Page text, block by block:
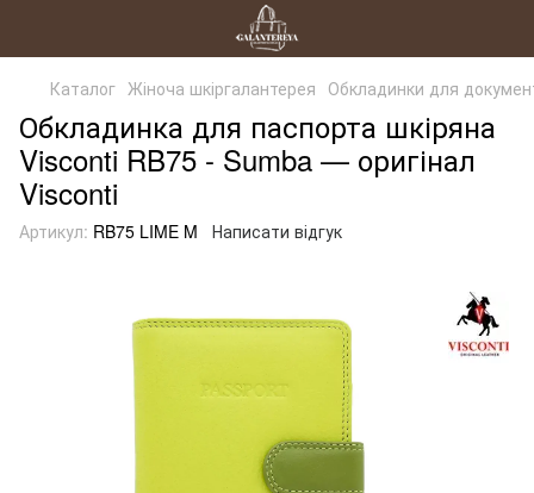
Каталог Жіноча шкіргалантерея Обкладинки для
Обкладинка для паспорта шкіряна
Visconti RB75 - Sumba — оригінал
Visconti
Артикул: RB75 LIME M Написати відгук